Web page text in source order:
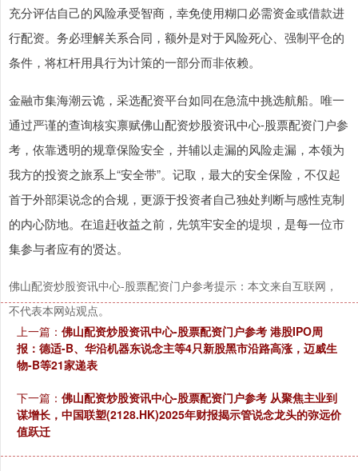
充分评估自己的风险承受智商，幸免使用糊口必需资金或借款进
行配资。务必理解关系合同，额外是对于风险死心、强制平仓的
条件，将杠杆用具行为计策的一部分而非依赖。
金融市集海潮云诡，采选配资平台如同在急流中挑选航船。唯一
通过严谨的查询核实禀赋佛山配资炒股资讯中心-股票配资门户参
考，依靠透明的规章保险安全，并辅以走漏的风险走漏，本领为
我方的投资之旅系上“安全带”。记取，最大的安全保险，不仅起
首于外部渠说念的合规，更源于投资者自己独处判断与感性克制
的内心防地。在追赶收益之前，先筑牢安全的堤坝，是每一位市
集参与者应有的贤达。
佛山配资炒股资讯中心-股票配资门户参考提示：本文来自互联网，
不代表本网站观点。
上一篇： 佛山配资炒股资讯中心-股票配资门户参考 港股IPO周
报：德适-B、华沿机器东说念主等4只新股黑市沿路高涨，迈威生
物-B等21家递表
下一篇： 佛山配资炒股资讯中心-股票配资门户参考 从聚焦主业到
谋增长，中国联塑(2128.HK)2025年财报揭示管说念龙头的弥远价
值跃迁